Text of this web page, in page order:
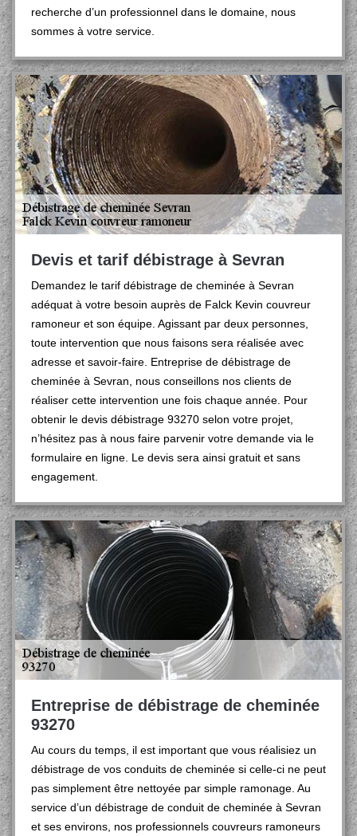
recherche d’un professionnel dans le domaine, nous
sommes à votre service.
Devis et tarif débistrage à Sevran
Demandez le tarif débistrage de cheminée à Sevran
adéquat à votre besoin auprès de Falck Kevin couvreur
ramoneur et son équipe. Agissant par deux personnes,
toute intervention que nous faisons sera réalisée avec
adresse et savoir-faire. Entreprise de débistrage de
cheminée à Sevran, nous conseillons nos clients de
réaliser cette intervention une fois chaque année. Pour
obtenir le devis débistrage 93270 selon votre projet,
n’hésitez pas à nous faire parvenir votre demande via le
formulaire en ligne. Le devis sera ainsi gratuit et sans
engagement.
Entreprise de débistrage de cheminée
93270
Au cours du temps, il est important que vous réalisiez un
débistrage de vos conduits de cheminée si celle-ci ne peut
pas simplement être nettoyée par simple ramonage. Au
service d’un débistrage de conduit de cheminée à Sevran
et ses environs, nos professionnels couvreurs ramoneurs